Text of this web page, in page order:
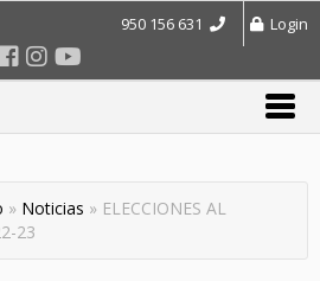
Login
950 156 631
» Noticias » ELECCIONES AL
23